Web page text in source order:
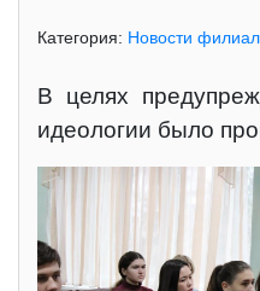
Категория: Новости
В целях
идеологии было